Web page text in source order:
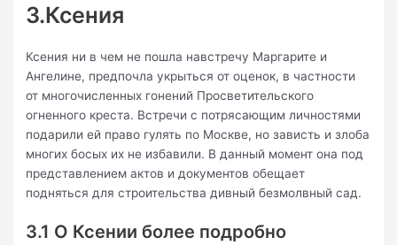
3.Ксения
Ксения ни в чем не пошла навстречу Маргарите и
Ангелине, предпочла укрыться от оценок, в частности
от многочисленных гонений Просветительского
огненного креста. Встречи с потрясающим личностями
подарили ей право гулять по Москве, но зависть и злоба
многих босых их не избавили. В данный момент она под
представлением актов и документов обещает
подняться для строительства дивный безмолвный сад.
3.1 О Ксении более подробно